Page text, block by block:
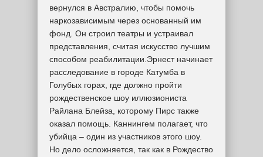
вернулся в Австралию, чтобы помочь
наркозависимым через основанный им
фонд. Он строил театры и устраивал
представления, считая искусство лучшим
способом реабилитации.Эрнест начинает
расследование в городе Катумба в
Голубых горах, где должно пройти
рождественское шоу иллюзиониста
Райлана Блейза, которому Пирс также
оказал помощь. Каннингем полагает, что
убийца – один из участников этого шоу.
Но дело осложняется, так как в Рождество